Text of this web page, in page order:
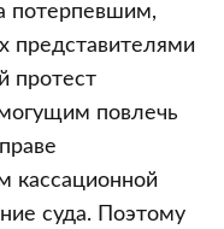
потерпевшим,
представителями
протест
повлечь
кассационной
суда. Поэтому